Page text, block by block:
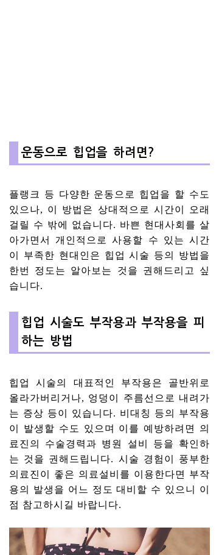
운동으로 힙업을 하려면?
플랭크 등 다양한 운동으로 힙업을 할 수도
있으나, 이 방법은 상대적으로 시간이 오래
걸릴 수 밖에 없습니다. 바쁜 현대사회를 살
아가면서 개인적으로 사용할 수 있는 시간
이 부족한 현대인은 힙업 시술 등의 방법을
한번 정도는 알아보는 것을 권해드리고 싶
습니다.
힙업 시술도 부작용과 부작용을 피
하는 방법
힙업 시술의 대표적인 부작용은 골반위로
올라가버리거나, 엉덩이 주름선으로 내려가
는 증상 등이 있습니다. 비대칭 등의 부작용
이 발생할 수도 있으며 이를 예방하려면 의
료진의 수술경력과 병원 설비 등을 확인하
는 것을 권해드립니다. 시술 경험이 풍부한
의료진이 좋은 의료설비를 이용한다면 부작
용의 발생을 어느 정도 대비할 수 있으니 이
점 참고하시길 바랍니다.